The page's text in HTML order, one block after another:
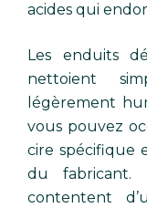
acides qui
Les enduits
nettoient
légèrement
vous pouvez
cire spécifique
du fabricant.
contentent